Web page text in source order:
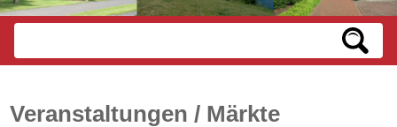
Veranstaltungen / Märkte